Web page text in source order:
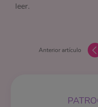
leer.
Anterior artículo